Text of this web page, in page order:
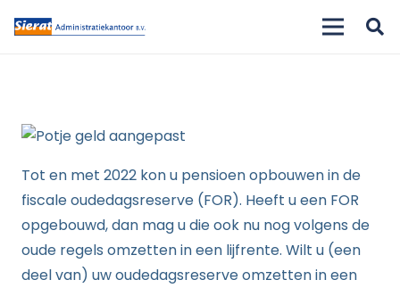
Tot en met 2022 kon u pensioen opbouwen in de
fiscale oudedagsreserve (FOR). Heeft u een FOR
opgebouwd, dan mag u die ook nu nog volgens de
oude regels omzetten in een lijfrente. Wilt u (een
deel van) uw oudedagsreserve omzetten in een